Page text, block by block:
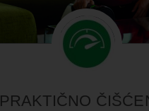
PRAKTIČNO